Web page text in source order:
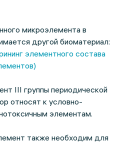
микроэлемента в
другой биоматериал:
элементного состава
III группы периодической
относят к условно-
элементам.
также необходим для